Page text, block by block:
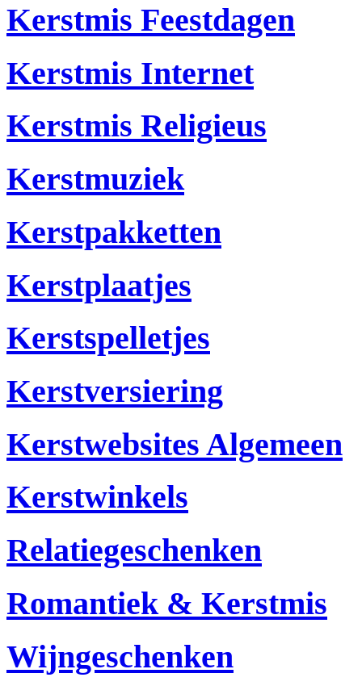
Kerstmis Feestdagen
Kerstmis Internet
Kerstmis Religieus
Kerstmuziek
Kerstpakketten
Kerstplaatjes
Kerstspelletjes
Kerstversiering
Kerstwebsites Algemeen
Kerstwinkels
Relatiegeschenken
Romantiek & Kerstmis
Wijngeschenken